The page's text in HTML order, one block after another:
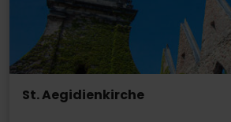
St. Aegidienkirche